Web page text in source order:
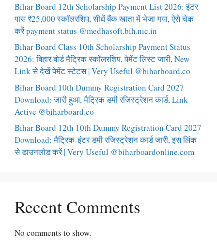
Bihar Board 12th Scholarship Payment List 2026: इंटर
पास ₹25,000 स्कॉलरशिप, सीधें बैंक खाता में भेजा गया, ऐसे चेक
करें payment status @medhasoft.bih.nic.in
Bihar Board Class 10th Scholarship Payment Status
2026: बिहार बोर्ड मैट्रिक स्कॉलरशिप, पेमेंट लिस्ट जारी, New
Link से देखें पेमेंट स्टेटस | Very Useful @biharboard.co
Bihar Board 10th Dummy Registration Card 2027
Download: जारी हुआ, मैट्रिक डमी रजिस्ट्रेशन कार्ड, Link
Active @biharboard.co
Bihar Board 12th 10th Dummy Registration Card 2027
Download: मैट्रिक-इंटर डमी रजिस्ट्रेशन कार्ड जारी, इस लिंक
से डाउनलोड करें | Very Useful @biharboardonline.com
Recent Comments
No comments to show.